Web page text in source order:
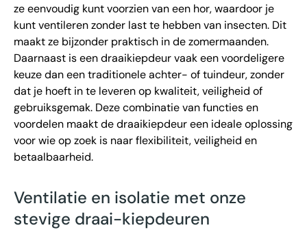
ze eenvoudig kunt voorzien van een hor, waardoor je
kunt ventileren zonder last te hebben van insecten. Dit
maakt ze bijzonder praktisch in de zomermaanden.
Daarnaast is een draaikiepdeur vaak een voordeligere
keuze dan een traditionele achter- of tuindeur, zonder
dat je hoeft in te leveren op kwaliteit, veiligheid of
gebruiksgemak. Deze combinatie van functies en
voordelen maakt de draaikiepdeur een ideale oplossing
voor wie op zoek is naar flexibiliteit, veiligheid en
betaalbaarheid.
Ventilatie en isolatie met onze
stevige draai-kiepdeuren